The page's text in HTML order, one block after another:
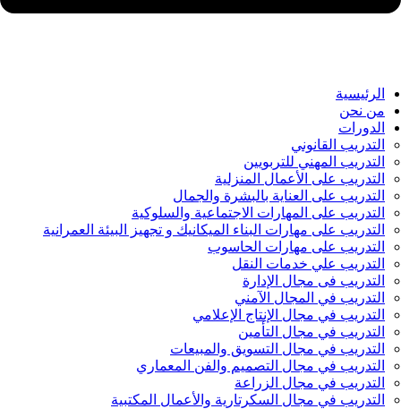
الرئيسية
من نحن
الدورات
التدريب القانوني
التدريب المهني للتربويين
التدريب على الأعمال المنزلية
التدريب على العناية بالبشرة والجمال
التدريب على المهارات الاجتماعية والسلوكية
التدريب على مهارات البناء الميكانيك و تجهيز البيئة العمرانية
التدريب على مهارات الحاسوب
التدريب علي خدمات النقل
التدريب فى مجال الإدارة
التدريب في المجال الآمني
التدريب في مجال الإنتاج الإعلامي
التدريب في مجال التأمين
التدريب في مجال التسويق والمبيعات
التدريب في مجال التصميم والفن المعماري
التدريب في مجال الزراعة
التدريب في مجال السكرتارية والأعمال المكتبية